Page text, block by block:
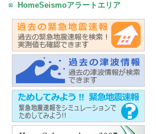
HomeSeismoアラートエリア